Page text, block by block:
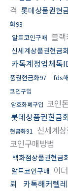
격 롯데상품권현
화93
알트코인구매 블
신세계상품권현금
카톡계정업체톡
품권현금화97
fds
코인구입
암호화폐구입 코인
롯데상품권현금
현금화91
신세계
코인구매방법
백화점상품권현금
알트코인구매 이
뢰
카톡해커텔